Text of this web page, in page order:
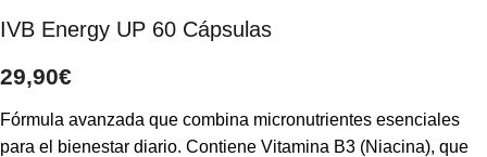
IVB Energy UP 60 Cápsulas
29,90€
Fórmula avanzada que combina micronutrientes esenciales
para el bienestar diario. Contiene Vitamina B3 (Niacina), que